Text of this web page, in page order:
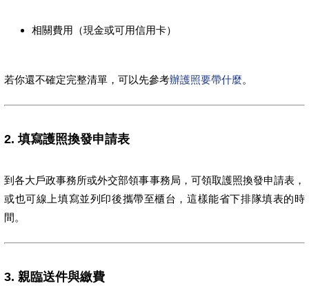
相關費用（現金或可用信用卡）
若你還不確定完整清單，可以先參考辦護照要帶什麼。
2. 填寫護照換發申請表
到各大戶政事務所或外交部領事事務局，可領取護照換發申請表，
或也可線上填寫並列印後攜帶至櫃台，這樣能省下排隊填表的時
間。
3. 親臨送件與繳費